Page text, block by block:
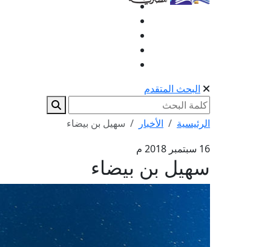
البحث المتقدم
الرئيسية الأخبار
سهيل بن بيضاء
16 سبتمبر 2018 م
سهيل بن بيضاء